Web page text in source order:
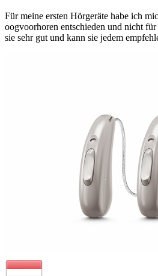
Für meine ersten Hörgeräte habe ich
oogvoorhoren entschieden und nicht
sie sehr gut und kann sie jedem